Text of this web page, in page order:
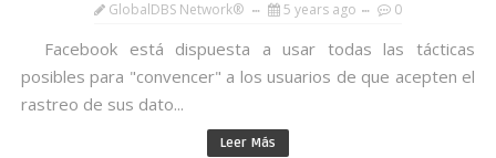
GlobalDBS Network® 5 years ago 0
Facebook está dispuesta a usar todas las tácticas
posibles para "convencer" a los usuarios de que acepten el
rastreo de sus dato...
Leer Más